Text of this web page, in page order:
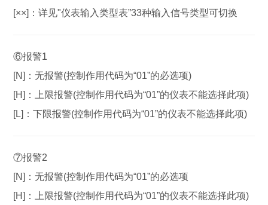
[××]：详见"仪表输入类型表”33种输入信号类型可切换
⑥报警1
[N]：无报警(控制作用代码为“01”的必选项)
[H]：
上限报警(控制作用代码为“01”的仪表不能选择此项)
[L]：下限报警(控制作用代码为“01”的仪表不能选择此项)
⑦报警2
[N]：无报警(控制作用代码为“01”的必选项
[H]：
上限报警(控制作用代码为“01”的仪表不能选择此项)